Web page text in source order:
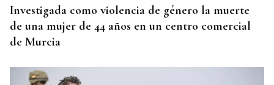
Investigada como violencia de género la muerte
de una mujer de 44 años en un centro comercial
de Murcia